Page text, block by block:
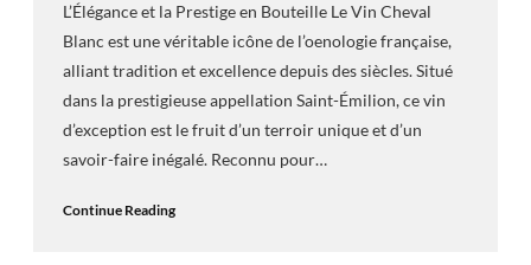
L’Élégance et la Prestige en Bouteille Le Vin Cheval
Blanc est une véritable icône de l’oenologie française,
alliant tradition et excellence depuis des siècles. Situé
dans la prestigieuse appellation Saint-Émilion, ce vin
d’exception est le fruit d’un terroir unique et d’un
savoir-faire inégalé. Reconnu pour…
Continue Reading